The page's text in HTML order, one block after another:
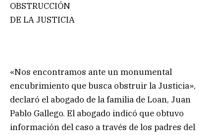
OBSTRUCCIÓN
DE LA JUSTICIA
«Nos encontramos ante un monumental
encubrimiento que busca obstruir la Justicia»,
declaró el abogado de la familia de Loan, Juan
Pablo Gallego. El abogado indicó que obtuvo
información del caso a través de los padres del